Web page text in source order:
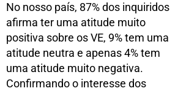
No nosso país, 87% dos inquiridos
afirma ter uma atitude muito
positiva sobre os VE, 9% tem uma
atitude neutra e apenas 4% tem
uma atitude muito negativa.
Confirmando o interesse dos